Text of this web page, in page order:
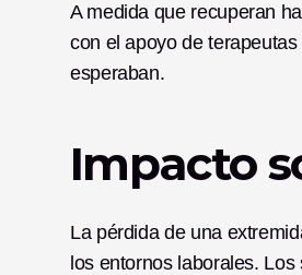
A medida que recuperan
con el apoyo de
esperaban.
Impacto
La pérdida de una
los entornos laborales.